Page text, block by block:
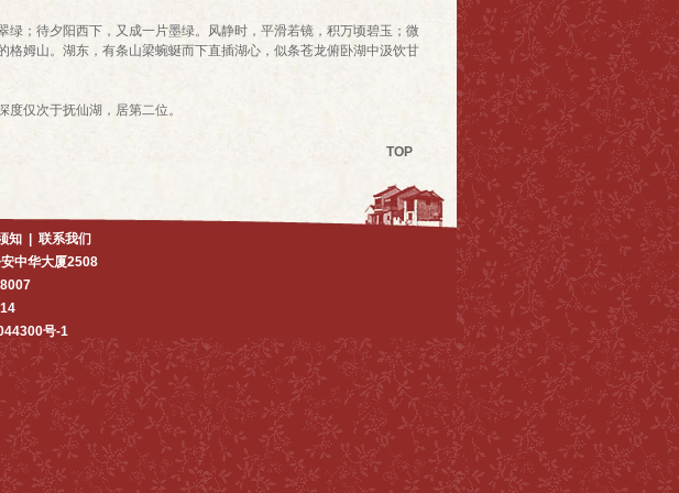
；待夕阳西下，又成一片墨绿。风静时，平滑若镜，积万顷碧玉；微
姆山。湖东，有条山梁蜿蜒而下直插湖心，似条苍龙俯卧湖中汲饮甘
仅次于抚仙湖，居第二位。
TOP
知
联系我们
中华大厦2508
号-1